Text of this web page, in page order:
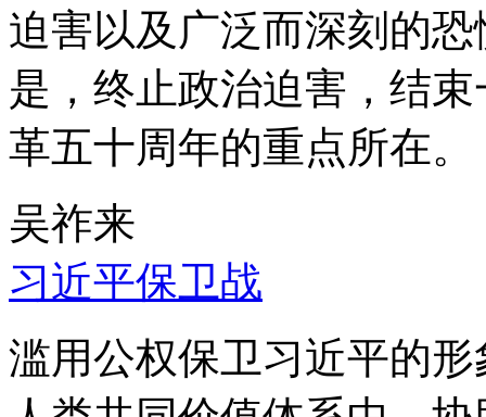
迫害以及广泛而深刻的
是，终止政治迫害，结
革五十周年的重点所在。
吴祚来
习近平保卫战
滥用公权保卫习近平的